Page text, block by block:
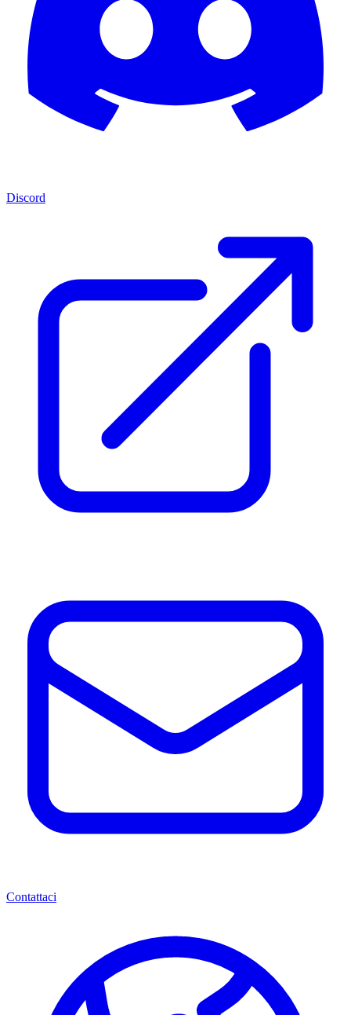
Discord
Contattaci